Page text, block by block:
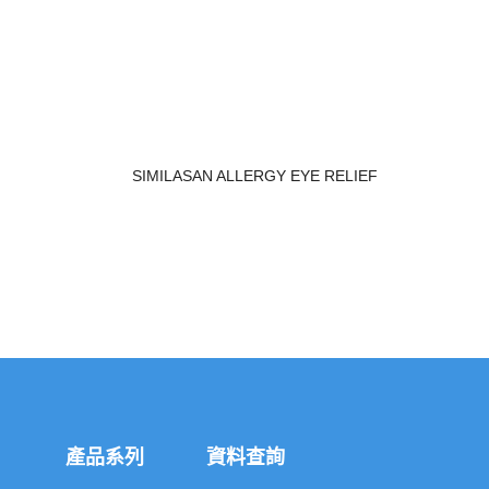
SIMILASAN ALLERGY EYE RELIEF
產品系列 資料查詢